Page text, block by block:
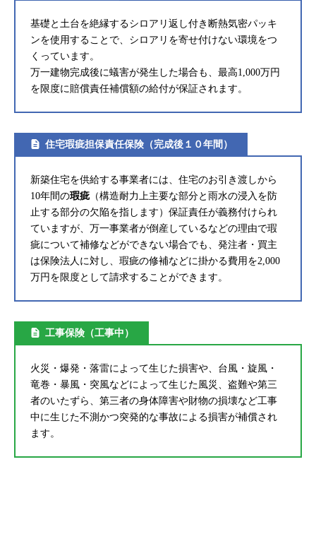
基礎と土台を絶縁するシロアリ返し付き断熱気密パッキ
ンを使用することで、シロアリを寄せ付けない環境をつ
くっています。
万一建物完成後に蟻害が発生した場合も、最高1,000万円
を限度に賠償責任補償額の給付が保証されます。
住宅瑕疵担保責任保険（完成後１０年間）
新築住宅を供給する事業者には、住宅のお引き渡しから
10年間の瑕疵 （構造耐力上主要な部分と雨水の浸入を防
止する部分の欠陥を指します）保証責任が義務付けられ
ていますが、万一事業者が倒産しているなどの理由で瑕
疵について補修などができない場合でも、発注者・買主
は保険法人に対し、瑕疵の修補などに掛かる費用を2,000
万円を限度として請求することができます。
工事保険（工事中）
火災・爆発・落雷によって生じた損害や、台風・旋風・
竜巻・暴風・突風などによって生じた風災、盗難や第三
者のいたずら、第三者の身体障害や財物の損壊など工事
中に生じた不測かつ突発的な事故による損害が補償され
ます。